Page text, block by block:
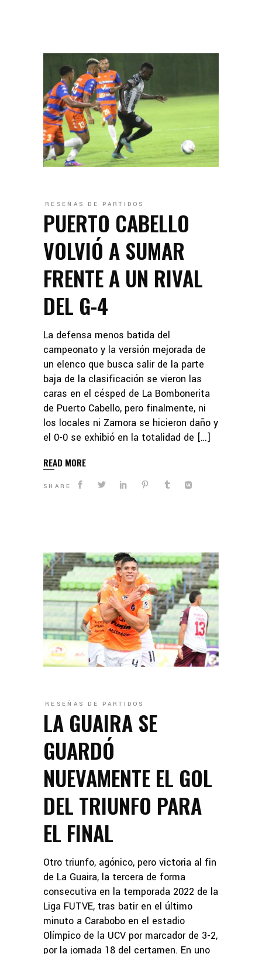
RESEÑAS DE PARTIDOS
PUERTO CABELLO
VOLVIÓ A SUMAR
FRENTE A UN RIVAL
DEL G-4
La defensa menos batida del
campeonato y la versión mejorada de
un elenco que busca salir de la parte
baja de la clasificación se vieron las
caras en el césped de La Bombonerita
de Puerto Cabello, pero finalmente, ni
los locales ni Zamora se hicieron daño y
el 0-0 se exhibió en la totalidad de […]
READ MORE
SHARE
RESEÑAS DE PARTIDOS
LA GUAIRA SE
GUARDÓ
NUEVAMENTE EL GOL
DEL TRIUNFO PARA
EL FINAL
Otro triunfo, agónico, pero victoria al fin
de La Guaira, la tercera de forma
consecutiva en la temporada 2022 de la
Liga FUTVE, tras batir en el último
minuto a Carabobo en el estadio
Olímpico de la UCV por marcador de 3-2,
por la jornada 18 del certamen. En uno